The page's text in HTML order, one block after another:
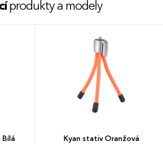
produkty a modely
Bílá Kyan stativ Oranžová